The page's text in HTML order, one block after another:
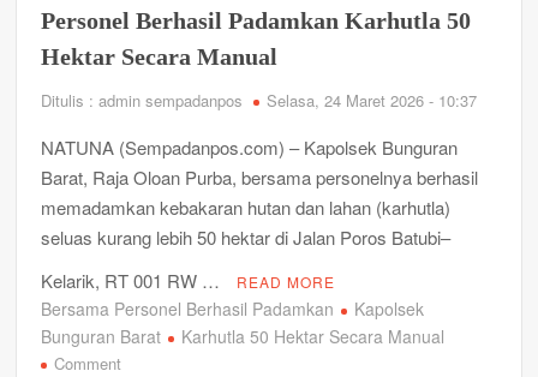
Sedang
Personel Berhasil Padamkan Karhutla 50
Hektar Secara Manual
Ditulis : admin sempadanpos Selasa, 24 Maret 2026 - 10:37
NATUNA (Sempadanpos.com) – Kapolsek Bunguran
Barat, Raja Oloan Purba, bersama personelnya berhasil
memadamkan kebakaran hutan dan lahan (karhutla)
seluas kurang lebih 50 hektar di Jalan Poros Batubi–
Kelarik, RT 001 RW …
READ MORE
Bersama Personel Berhasil Padamkan
Kapolsek
Bunguran Barat
Karhutla 50 Hektar Secara Manual
Commenton